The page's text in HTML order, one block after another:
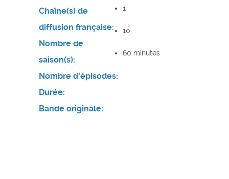
Chaîne(s) de
diffusion française:
Nombre de
saison(s):
1
Nombre d'épisodes:
10
Durée:
60 minutes
Bande originale: